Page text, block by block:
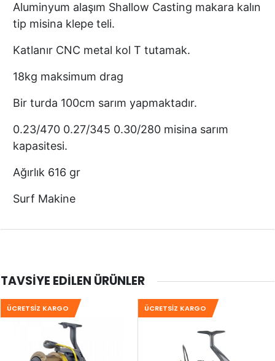
Aluminyum alaşım Shallow Casting makara kalın
tip misina klepe teli.
Katlanır CNC metal kol T tutamak.
18kg maksimum drag
Bir turda 100cm sarım yapmaktadır.
0.23/470 0.27/345 0.30/280 misina sarım
kapasitesi.
Ağırlık 616 gr
Surf Makine
TAVSIYE EDILEN ÜRÜNLER
ÜCRETSIZ KARGO ÜCRETSIZ KARGO